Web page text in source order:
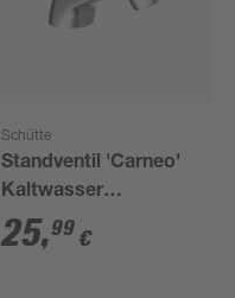
Schütte
Standventil 'Carneo'
Kaltwasser
chromfarben
25,99 €